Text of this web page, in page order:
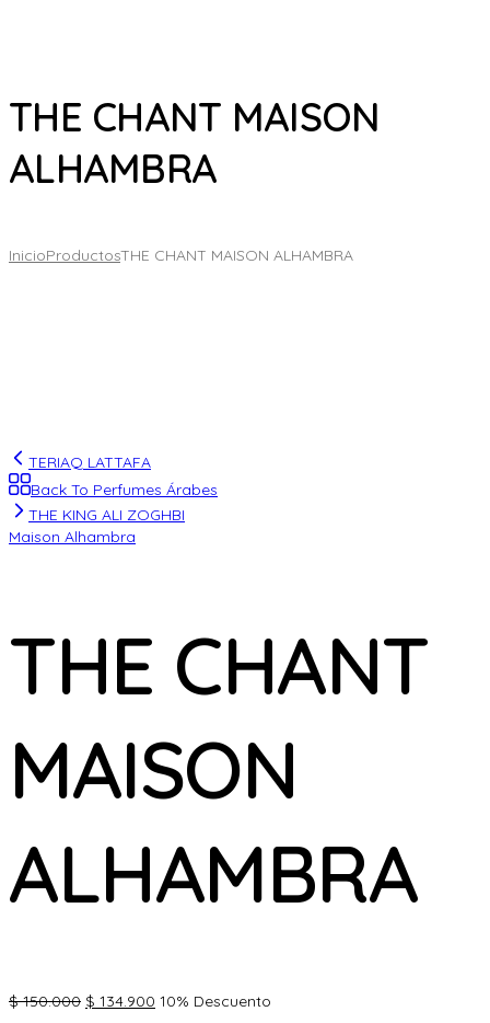
THE CHANT MAISON
ALHAMBRA
InicioProductosTHE CHANT MAISON ALHAMBRA
TERIAQ LATTAFA
Back To Perfumes Árabes
THE KING ALI ZOGHBI
Maison Alhambra
THE CHANT
MAISON
ALHAMBRA
$150.000 El
$ 134.900 El10% Descuento